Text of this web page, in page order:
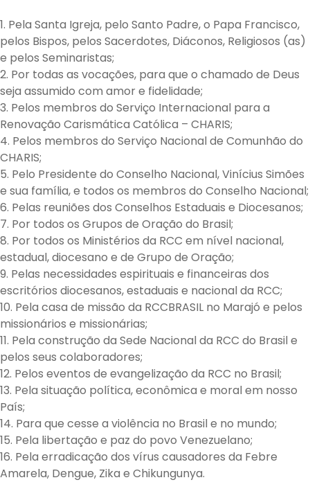
1. Pela Santa Igreja, pelo Santo Padre, o Papa Francisco,
pelos Bispos, pelos Sacerdotes, Diáconos, Religiosos (as)
e pelos Seminaristas;
2. Por todas as vocações, para que o chamado de Deus
seja assumido com amor e fidelidade;
3. Pelos membros do Serviço Internacional para a
Renovação Carismática Católica – CHARIS;
4. Pelos membros do Serviço Nacional de Comunhão do
CHARIS;
5. Pelo Presidente do Conselho Nacional, Vinícius Simões
e sua família, e todos os membros do Conselho Nacional;
6. Pelas reuniões dos Conselhos Estaduais e Diocesanos;
7. Por todos os Grupos de Oração do Brasil;
8. Por todos os Ministérios da RCC em nível nacional,
estadual, diocesano e de Grupo de Oração;
9. Pelas necessidades espirituais e financeiras dos
escritórios diocesanos, estaduais e nacional da RCC;
10. Pela casa de missão da RCCBRASIL no Marajó e pelos
missionários e missionárias;
11. Pela construção da Sede Nacional da RCC do Brasil e
pelos seus colaboradores;
12. Pelos eventos de evangelização da RCC no Brasil;
13. Pela situação política, econômica e moral em nosso
País;
14. Para que cesse a violência no Brasil e no mundo;
15. Pela libertação e paz do povo Venezuelano;
16. Pela erradicação dos vírus causadores da Febre
Amarela, Dengue, Zika e Chikungunya.